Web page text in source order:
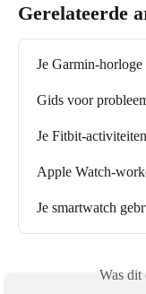
Gerelateerde
Je Garmin-
Gids voor
Je Fitbit-
Apple Watch-
Je smartwatch
Was dit